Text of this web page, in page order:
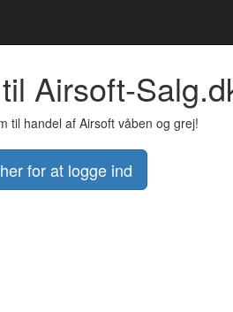
Airsoft-
til handel af Airsoft våben og grej!
for at logge ind